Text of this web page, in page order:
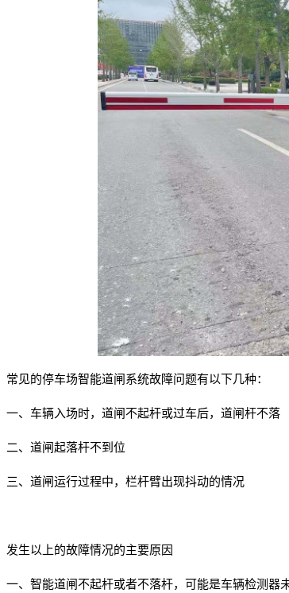
常见的停车场智能道闸系统故障问题有以下几种：
一、 车辆入场时，道闸不起杆或过车后，道闸杆不落
二、 道闸起落杆不到位
三、 道闸运行过程中，栏杆臂出现抖动的情况
发生以上的故障情况的主要原因
一、 智能道闸不起杆或者不落杆，可能是车辆检测器